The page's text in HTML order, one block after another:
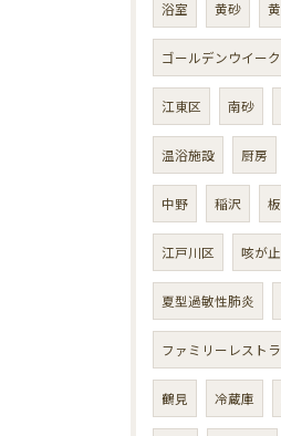
浴室 黄砂
ゴールデンウイーク
江東区 南砂
温浴施設 厨房
中野 稲沢
江戸川区 咳が
夏型過敏性肺炎
ファミリーレスト
鶴見 冷蔵庫